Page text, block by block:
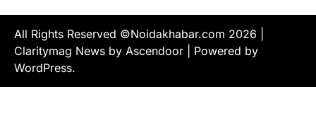
All Rights Reserved ©Noidakhabar.com 2026
Claritymag News by Ascendoor | Powered by
WordPress.